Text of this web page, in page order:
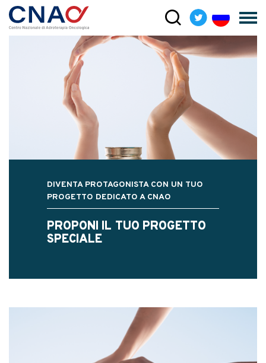
DIVENTA PROTAGONISTA CON UN TUO
PROGETTO DEDICATO A CNAO
PROPONI IL TUO PROGETTO
SPECIALE